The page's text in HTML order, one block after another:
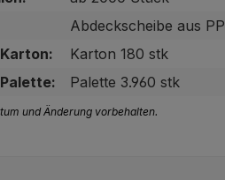
Abdeckscheibe aus PP
Karton 180 stk
Palette 3.960 stk
und Änderung vorbehalten.